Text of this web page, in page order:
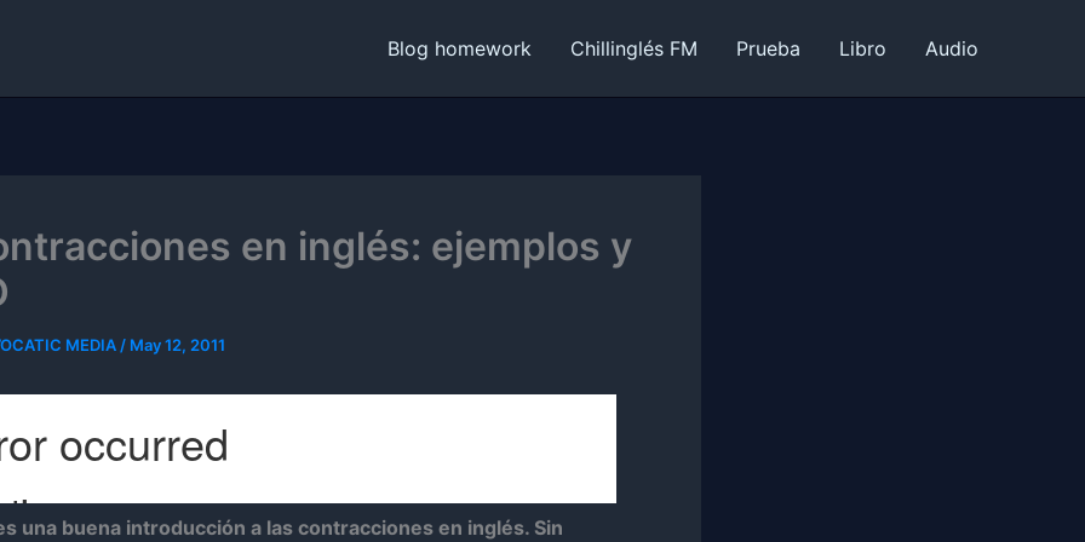
Blog homework Chillinglés FM Prueba Libro Audio
en inglés: ejemplos y
MEDIA / May 12, 2011
una buena introducción a las contracciones en inglés. Sin